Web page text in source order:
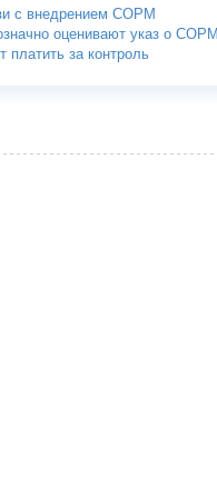
с внедрением СОРМ
оценивают указ о
платить за контроль